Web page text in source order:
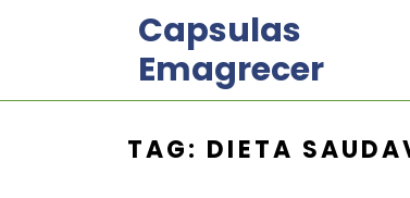
Capsulas
Emagrecer
TAG: DIETA